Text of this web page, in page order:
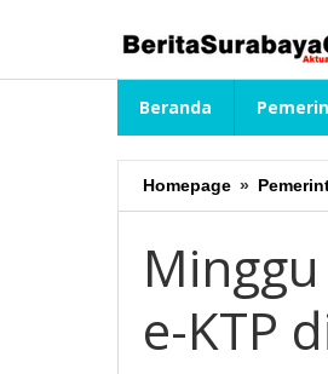
Beranda
Homepage »
e-KTP